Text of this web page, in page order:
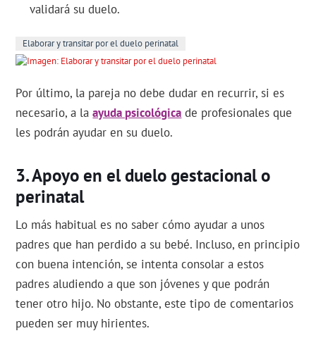
validará su duelo.
Elaborar y transitar por el duelo perinatal
Por último, la pareja no debe dudar en recurrir, si es
necesario, a laayuda psicológica de profesionales que
les podrán ayudar en su duelo.
Apoyo en el duelo gestacional o
perinatal
Lo más habitual es no saber cómo ayudar a unos
padres que han perdido a su bebé. Incluso, en principio
con buena intención, se intenta consolar a estos
padres aludiendo a que son jóvenes y que podrán
tener otro hijo. No obstante, este tipo de comentarios
pueden ser muy hirientes.